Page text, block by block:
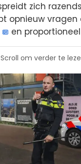
zich
opnieuw vragen
en
Scroll om verder te